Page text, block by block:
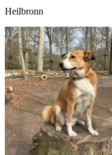
Heilbronn